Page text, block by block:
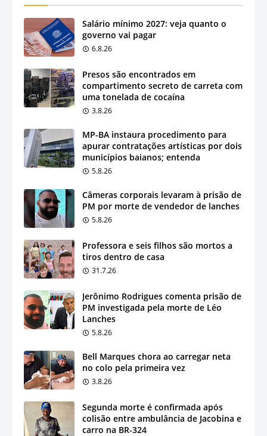
Salário mínimo 2027: veja quanto o
governo vai pagar
6.8.26
Presos são encontrados em
compartimento secreto de carreta com
uma tonelada de cocaína
3.8.26
MP-BA instaura procedimento para
apurar contratações artísticas por dois
municípios baianos; entenda
5.8.26
Câmeras corporais levaram à prisão de
PM por morte de vendedor de lanches
5.8.26
Professora e seis filhos são mortos a
tiros dentro de casa
31.7.26
Jerônimo Rodrigues comenta prisão de
PM investigada pela morte de Léo
Lanches
5.8.26
Bell Marques chora ao carregar neta
no colo pela primeira vez
3.8.26
Segunda morte é confirmada após
colisão entre ambulância de Jacobina e
carro na BR-324